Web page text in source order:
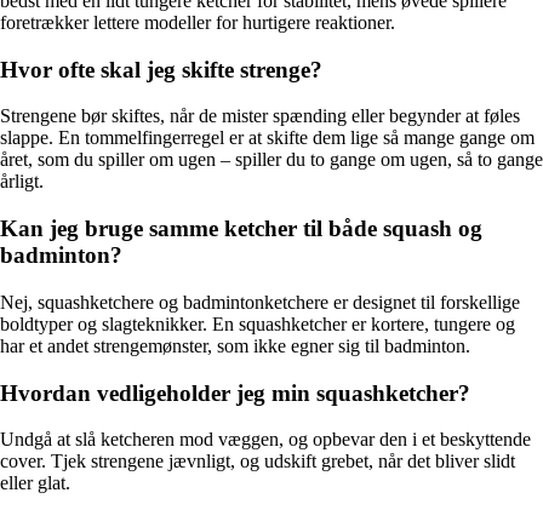
foretrækker lettere modeller for hurtigere reaktioner.
Hvor ofte skal jeg skifte strenge?
Strengene bør skiftes, når de mister spænding eller begynder at føles
slappe. En tommelfingerregel er at skifte dem lige så mange gange om
året, som du spiller om ugen – spiller du to gange om ugen, så to gange
årligt.
Kan jeg bruge samme ketcher til både squash og
badminton?
Nej, squashketchere og badmintonketchere er designet til forskellige
boldtyper og slagteknikker. En squashketcher er kortere, tungere og
har et andet strengemønster, som ikke egner sig til badminton.
Hvordan vedligeholder jeg min squashketcher?
Undgå at slå ketcheren mod væggen, og opbevar den i et beskyttende
cover. Tjek strengene jævnligt, og udskift grebet, når det bliver slidt
eller glat.